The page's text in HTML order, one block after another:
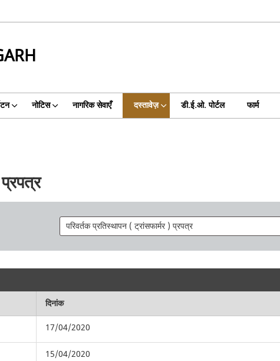
नोटिस नागरिक सेवाएँ दस्तावेज़ डी.ई.ओ. पोर्टल फार्म
दिनांक
17/04/2020
15/04/2020